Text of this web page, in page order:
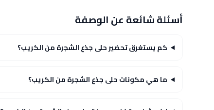
أسئلة شائعة عن الوصفة
كم يستغرق تحضير حلى جذع الشجرة من الكريب؟
ما هي مكونات حلى جذع الشجرة من الكريب؟